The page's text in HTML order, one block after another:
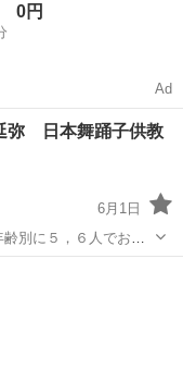
0円
Ad
弥 日本舞踊子供教
6月1日
別に５，６人でお稽
います。それぞれに